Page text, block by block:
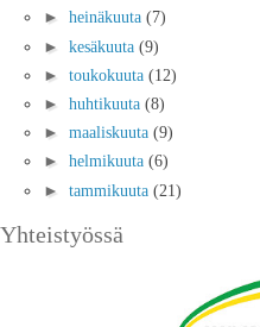
► heinäkuuta (7)
► kesäkuuta (9)
► toukokuuta (12)
► huhtikuuta (8)
► maaliskuuta (9)
► helmikuuta (6)
► tammikuuta (21)
Yhteistyössä